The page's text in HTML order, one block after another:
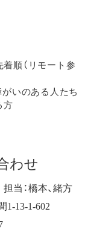
着順（リモート参
がいのある人たち
方
わせ
当：橋本、緒方
1-13-1-602